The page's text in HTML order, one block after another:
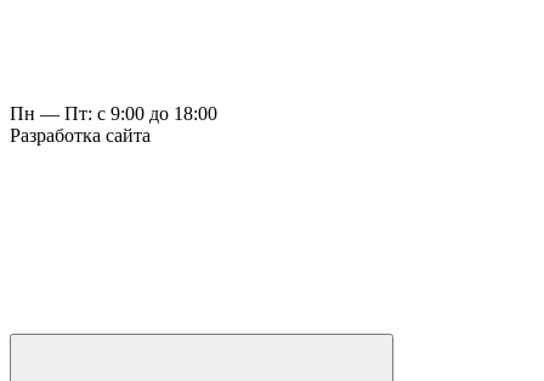
Пн — Пт: с 9:00 до 18:00
Разработка сайта